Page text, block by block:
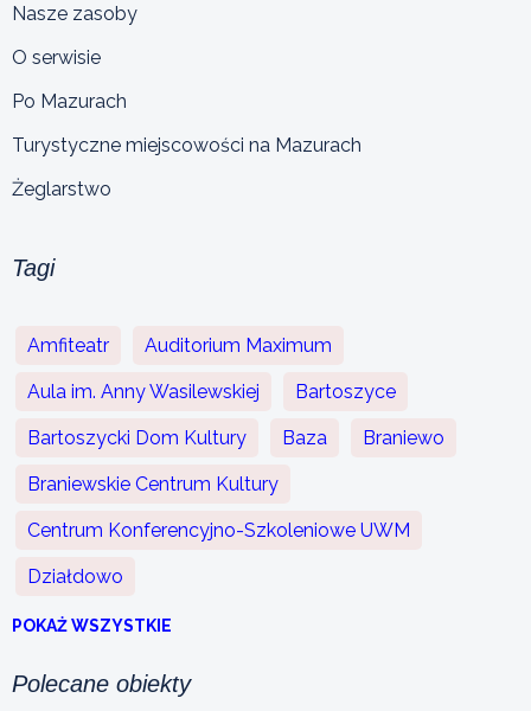
Nasze zasoby
O serwisie
Po Mazurach
Turystyczne miejscowości na Mazurach
Żeglarstwo
Tagi
Amfiteatr Auditorium Maximum
Aula im. Anny Wasilewskiej Bartoszyce
Bartoszycki Dom Kultury Baza Braniewo
Braniewskie Centrum Kultury
Centrum Konferencyjno-Szkoleniowe UWM
Działdowo
POKAŻ WSZYSTKIE
Polecane obiekty